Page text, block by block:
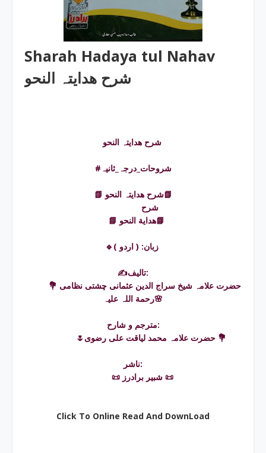
Sharah Hadaya tul Nahav
شرح ھدایتہ النحو
شرح ھدایتہ النحو
#شروحات_درجہ_ثانیہ
📗 شرح ھدایتہ النحو📗
شرح
📘 ھداية النحو📘
✍️تالیف:
💐 حضرت علامہ شیخ سراج الدین عثمانی چشتی نظامی
رحمة اللہ علیہ🌸
مترجم و شارح:
🌷حضرت علامہ محمد لیاقت علی رضوی 💐
ناشر:
📜 شبیر برادرز 📜
Click To Online Read And DownLoad